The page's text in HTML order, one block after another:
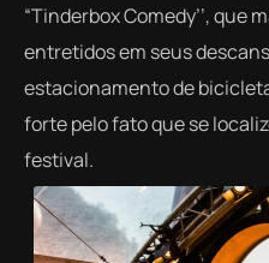
“Tinderbox Comedy’’, que
entretidos em seus
estacionamento de
forte pelo fato que se
festival.